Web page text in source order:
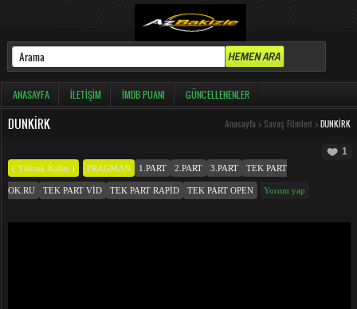
ANASAYFA İLETIŞIM İMDB PUANI GÜNCELLENENLER
DUNKIRK Anasayfa > Savaş Filmleri > DUNKIRK
1
( Yüksek Kalite ) FRAGMAN 1.PART 2.PART 3.PART TEK PART
OK.RU TEK PART VID TEK PART RAPID TEK PART OPEN Yorum yap